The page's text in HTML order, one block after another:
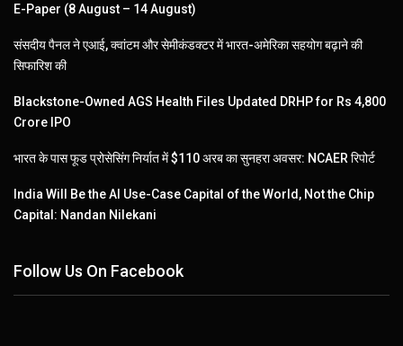
E-Paper (8 August – 14 August)
संसदीय पैनल ने एआई, क्वांटम और सेमीकंडक्टर में भारत-अमेरिका सहयोग बढ़ाने की
सिफारिश की
Blackstone-Owned AGS Health Files Updated DRHP for Rs 4,800
Crore IPO
भारत के पास फूड प्रोसेसिंग निर्यात में $110 अरब का सुनहरा अवसर: NCAER रिपोर्ट
India Will Be the AI Use-Case Capital of the World, Not the Chip
Capital: Nandan Nilekani
Follow Us On Facebook